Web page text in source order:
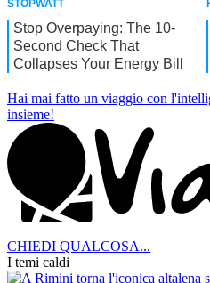
Hai mai fatto un viaggio con
insieme!
CHIEDI QUALCOSA...
I temi caldi